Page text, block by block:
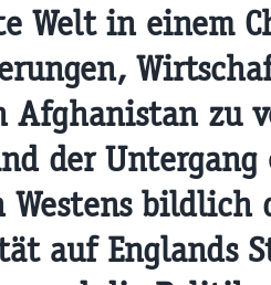
Welt in einem
Afghanistan zu
der Untergang
Westens
auf Englands